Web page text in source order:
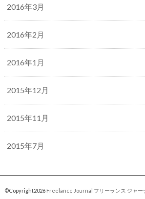
2016年3月
2016年2月
2016年1月
2015年12月
2015年11月
2015年7月
©Copyright2026 Freelance Journal フリーランス ジャー